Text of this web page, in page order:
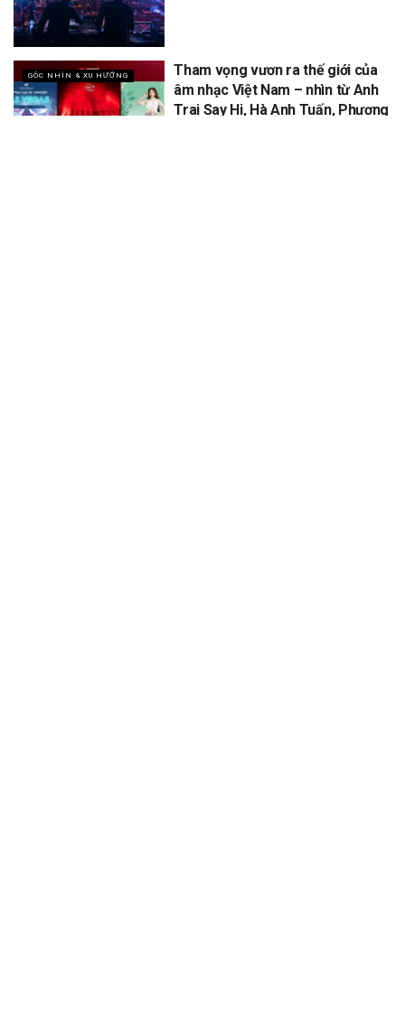
GÓC NHÌN & XU HƯỚNG
Tham vọng vươn ra thế giới của
âm nhạc Việt Nam – nhìn từ Anh
Trai Say Hi, Hà Anh Tuấn, Phương